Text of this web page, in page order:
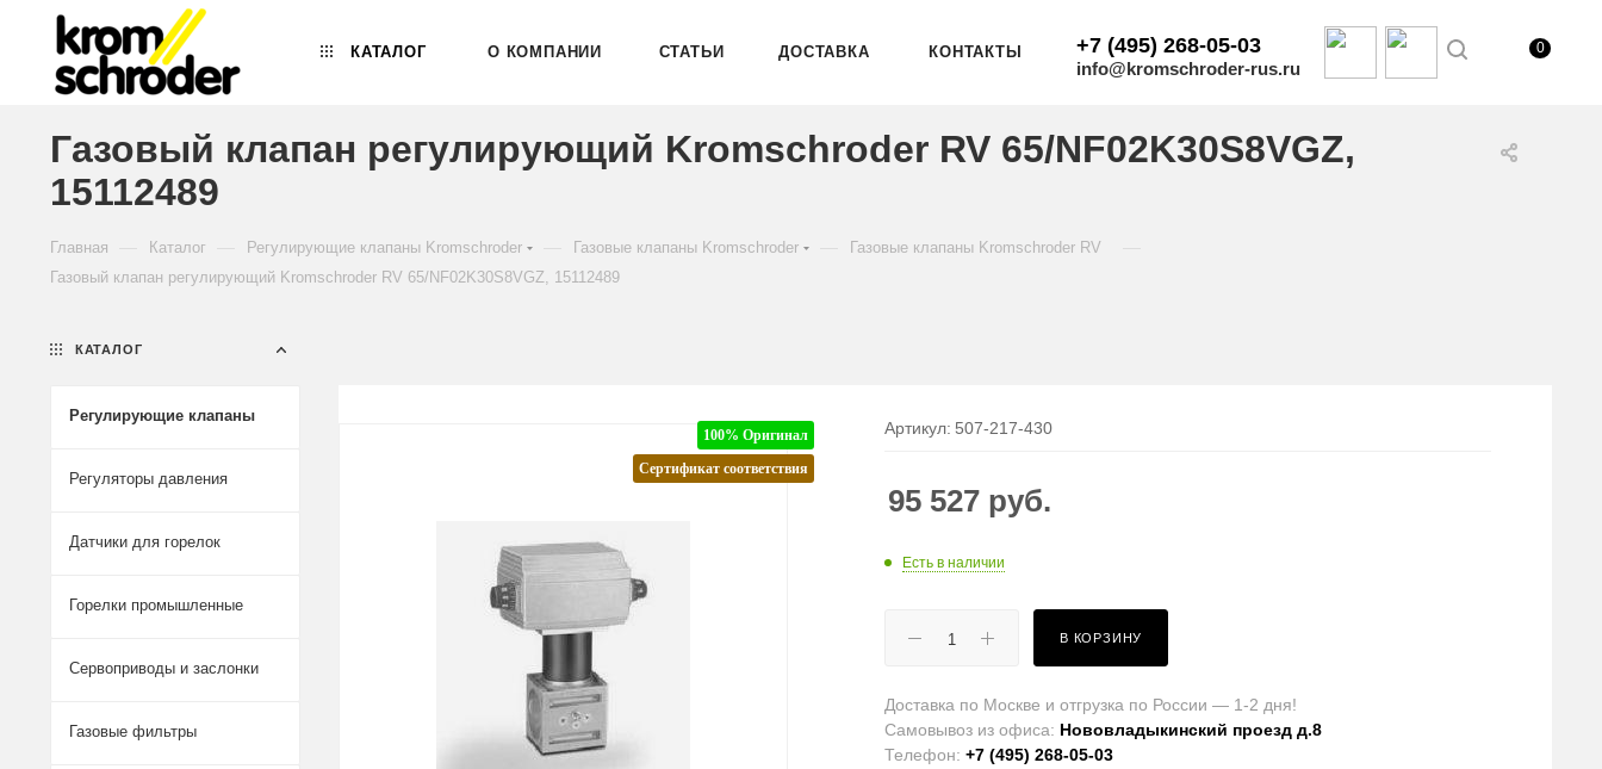
КАТАЛОГ О КОМПАНИИ СТАТЬИ ДОСТАВКА КОНТАКТЫ +7 (495) 268-05-03
info@kromschroder-rus.ru
0
Газовый клапан регулирующий Kromschroder RV 65/NF02K30S8VGZ,
15112489
Главная Каталог Регулирующие клапаны Kromschroder Газовые клапаны Kromschroder Газовые клапаны Kromschroder RV
Газовый клапан регулирующий Kromschroder RV 65/NF02K30S8VGZ, 15112489
100% Оригинал
Сертификат соответствия
Артикул: 507-217-430
95 527 руб.
Есть в наличии
В КОРЗИНУ
Доставка по Москве и отгрузка по России — 1-2 дня!
Самовывоз из офиса: Нововладыкинский проезд д.8
Телефон:+7 (495) 268-05-03
КАТАЛОГ
Регулирующие клапаны
Регуляторы давления
Датчики для горелок
Горелки промышленные
Сервоприводы и заслонки
Газовые фильтры